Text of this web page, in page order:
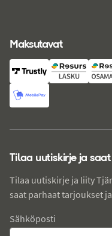
Maksutavat
Tilaa uutiskirje ja
Tilaa uutiskirje ja liity
saat parhaat tarjoukset
Sähköposti